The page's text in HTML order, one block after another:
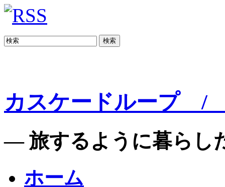
検索
カスケードループ /
— 旅するように暮らし
ホーム